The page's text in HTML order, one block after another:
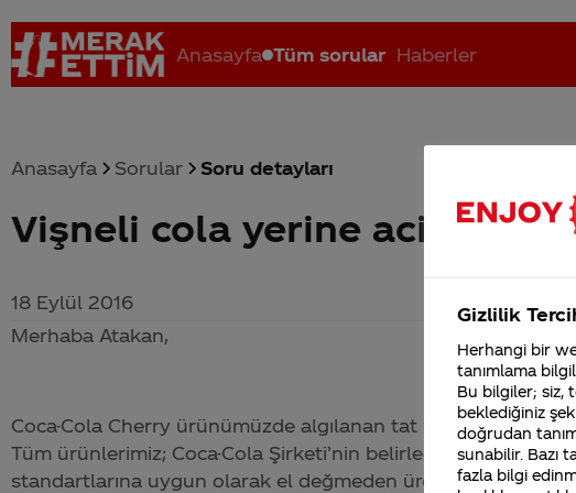
Anasayfa Tüm sorular Haberler
Coca-Cola nerenin malı? Coca cola İsrail malı mı Yani ... Coca-
Anasayfa Sorular Soru detayları
Vişneli cola yerine
18 Eylül 2016
Merhaba Atakan,
Coca-Cola Cherry ürünümüzde algılanan tat ve koku üründe
Tüm ürünlerimiz; Coca-Cola Şirketi’nin belirlediği yüksek
standartlarına uygun olarak el değmeden üretilmekte ve
Gizlilik
Herhangi bir
tanımlama
Bu bilgiler; siz,
beklediğiniz
doğrudan
sunabilir. Bazı
fazla bilgi